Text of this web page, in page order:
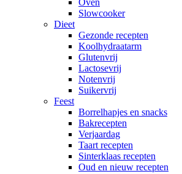
Oven
Slowcooker
Dieet
Gezonde recepten
Koolhydraatarm
Glutenvrij
Lactosevrij
Notenvrij
Suikervrij
Feest
Borrelhapjes en snacks
Bakrecepten
Verjaardag
Taart recepten
Sinterklaas recepten
Oud en nieuw recepten